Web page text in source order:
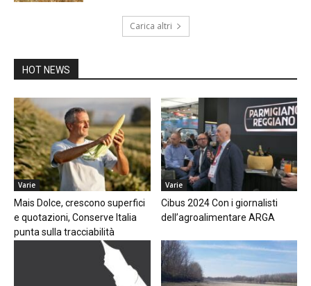
Carica altri
HOT NEWS
Varie
Mais Dolce, crescono superfici
e quotazioni, Conserve Italia
punta sulla tracciabilità
Varie
Cibus 2024 Con i giornalisti
dell’agroalimentare ARGA